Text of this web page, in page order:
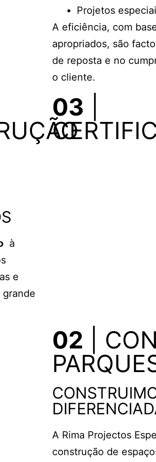
Projetos
A eficiência, com
apropriados, são
de reposta e no
o cliente.
03
à
e
02 |
A Rima Projectos
construção de